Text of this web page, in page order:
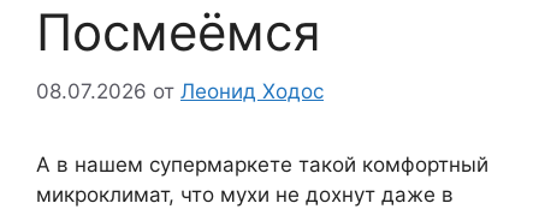
Посмеёмся
08.07.2026 от Леонид Ходос
А в нашем супермаркете такой комфортный
микроклимат, что мухи не дохнут даже в